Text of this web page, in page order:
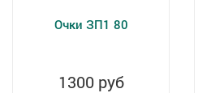
Очки ЗП1 80
1300 руб